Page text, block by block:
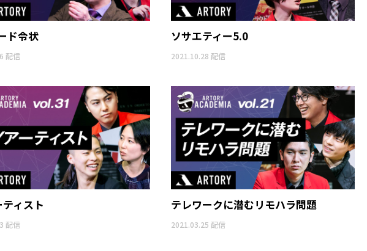
ド令状
配信
ソサエティー5.0
2021.10.28 配信
ィスト
配信
テレワークに潜むリモハラ問題
2021.03.25 配信